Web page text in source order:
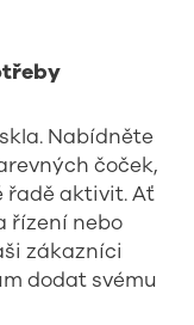
Nabídněte
čoček,
řadě aktivit. Ať
řízení nebo
zákazníci
dodat svému